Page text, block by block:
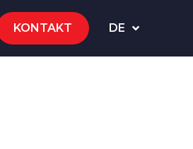
KONTAKT DE